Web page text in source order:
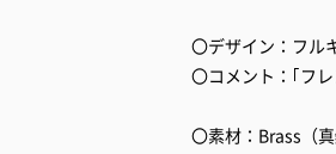
〇デザイン：フル
〇コメント：｢フ
〇素材：Brass（真